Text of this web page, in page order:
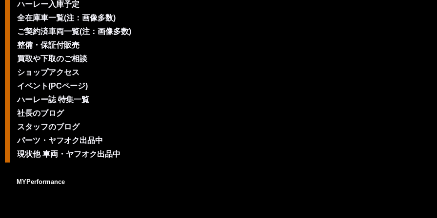
ハーレー入庫予定
全在庫車一覧(注：画像多数)
ご契約済車両一覧(注：画像多数)
整備・保証付販売
買取や下取のご相談
ショップアクセス
イベント(PCページ)
ハーレー誌 特集一覧
社長のブログ
スタッフのブログ
パーツ・ヤフオク出品中
現状他 車両・ヤフオク出品中
MYPerformance